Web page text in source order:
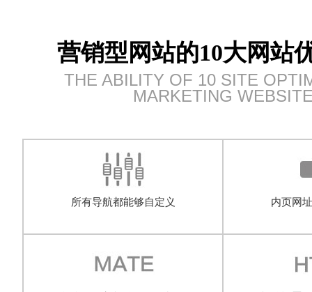
营销型网站的10大网站
THE ABILITY OF 10 SITE
MARKETING
所有导航都能够自定义 内页网